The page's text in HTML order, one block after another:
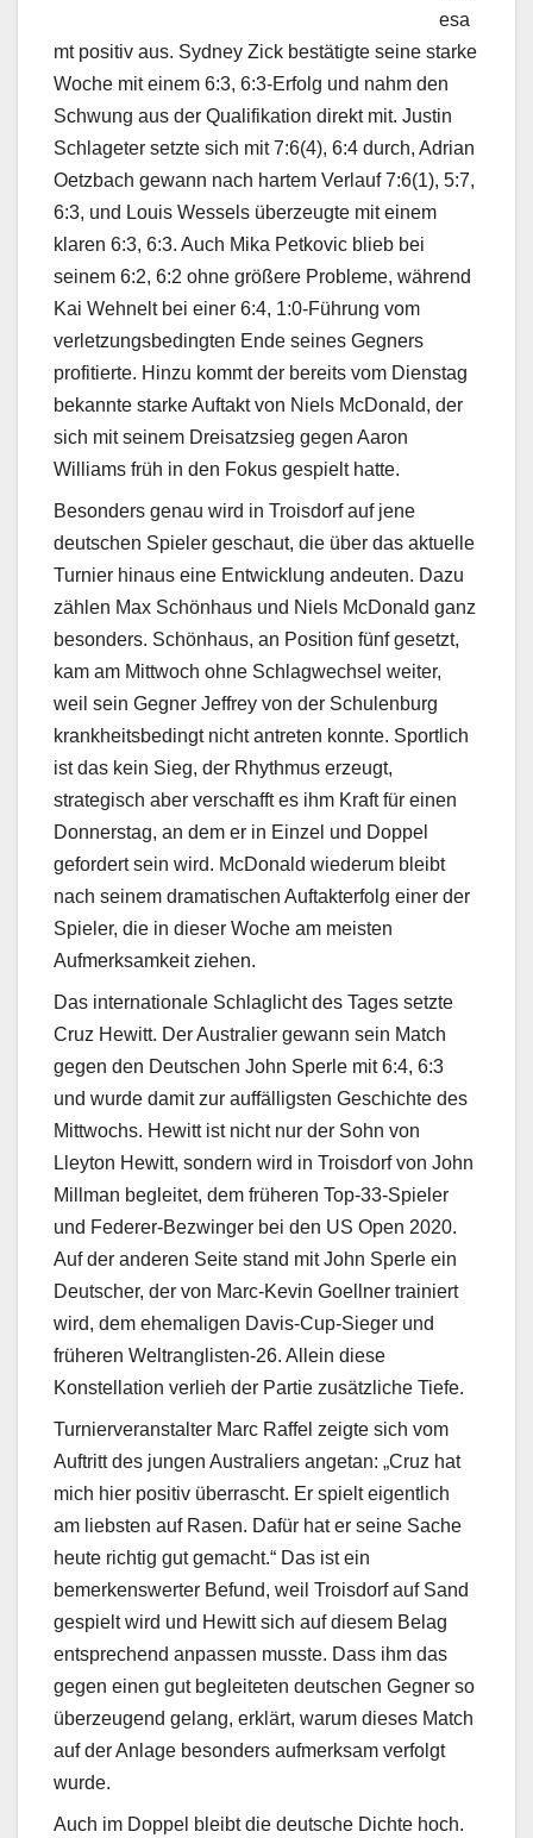
esa
mt positiv aus. Sydney Zick bestätigte seine starke
Woche mit einem 6:3, 6:3-Erfolg und nahm den
Schwung aus der Qualifikation direkt mit. Justin
Schlageter setzte sich mit 7:6(4), 6:4 durch, Adrian
Oetzbach gewann nach hartem Verlauf 7:6(1), 5:7,
6:3, und Louis Wessels überzeugte mit einem
klaren 6:3, 6:3. Auch Mika Petkovic blieb bei
seinem 6:2, 6:2 ohne größere Probleme, während
Kai Wehnelt bei einer 6:4, 1:0-Führung vom
verletzungsbedingten Ende seines Gegners
profitierte. Hinzu kommt der bereits vom Dienstag
bekannte starke Auftakt von Niels McDonald, der
sich mit seinem Dreisatzsieg gegen Aaron
Williams früh in den Fokus gespielt hatte.
Besonders genau wird in Troisdorf auf jene
deutschen Spieler geschaut, die über das aktuelle
Turnier hinaus eine Entwicklung andeuten. Dazu
zählen Max Schönhaus und Niels McDonald ganz
besonders. Schönhaus, an Position fünf gesetzt,
kam am Mittwoch ohne Schlagwechsel weiter,
weil sein Gegner Jeffrey von der Schulenburg
krankheitsbedingt nicht antreten konnte. Sportlich
ist das kein Sieg, der Rhythmus erzeugt,
strategisch aber verschafft es ihm Kraft für einen
Donnerstag, an dem er in Einzel und Doppel
gefordert sein wird. McDonald wiederum bleibt
nach seinem dramatischen Auftakterfolg einer der
Spieler, die in dieser Woche am meisten
Aufmerksamkeit ziehen.
Das internationale Schlaglicht des Tages setzte
Cruz Hewitt. Der Australier gewann sein Match
gegen den Deutschen John Sperle mit 6:4, 6:3
und wurde damit zur auffälligsten Geschichte des
Mittwochs. Hewitt ist nicht nur der Sohn von
Lleyton Hewitt, sondern wird in Troisdorf von John
Millman begleitet, dem früheren Top-33-Spieler
und Federer-Bezwinger bei den US Open 2020.
Auf der anderen Seite stand mit John Sperle ein
Deutscher, der von Marc-Kevin Goellner trainiert
wird, dem ehemaligen Davis-Cup-Sieger und
früheren Weltranglisten-26. Allein diese
Konstellation verlieh der Partie zusätzliche Tiefe.
Turnierveranstalter Marc Raffel zeigte sich vom
Auftritt des jungen Australiers angetan: „Cruz hat
mich hier positiv überrascht. Er spielt eigentlich
am liebsten auf Rasen. Dafür hat er seine Sache
heute richtig gut gemacht.“ Das ist ein
bemerkenswerter Befund, weil Troisdorf auf Sand
gespielt wird und Hewitt sich auf diesem Belag
entsprechend anpassen musste. Dass ihm das
gegen einen gut begleiteten deutschen Gegner so
überzeugend gelang, erklärt, warum dieses Match
auf der Anlage besonders aufmerksam verfolgt
wurde.
Auch im Doppel bleibt die deutsche Dichte hoch.